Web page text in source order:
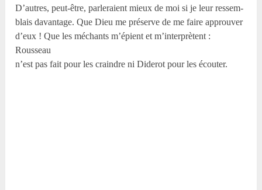
D’autres, peut-être, parleraient mieux de moi si je leur ressem-
blais davantage. Que Dieu me préserve de me faire approuver
d’eux ! Que les méchants m’épient et m’interprètent :
Rousseau
n’est pas fait pour les craindre ni Diderot pour les écouter.